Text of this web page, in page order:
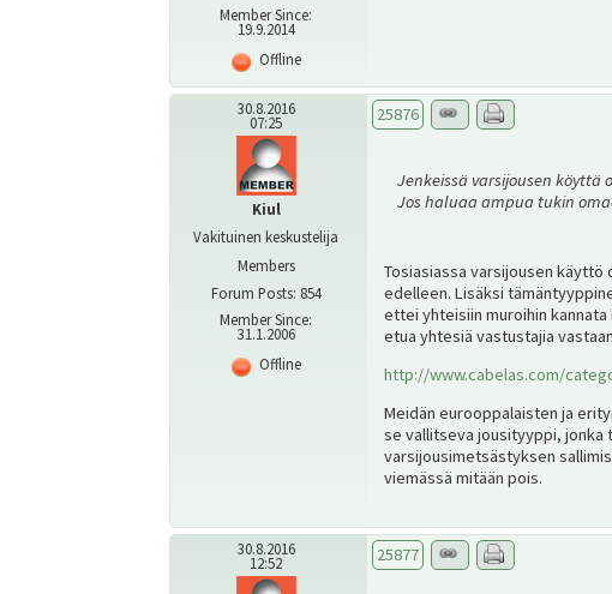
Member Since:
19.9.2014
Offline
30.8.2016
07:25
Kiul
Vakituinen keskustelija
Members
Forum Posts: 854
Member Since:
31.1.2006
Offline
25876
Jenkeissä varsijousen köyttä
Jos haluaa ampua tukin
Tosiasiassa varsijousen käyttö
edelleen. Lisäksi
ettei yhteisiin muroihin
etua yhtesiä vastustajia
http://www.cabelas.com/
Meidän eurooppalaisten ja
se vallitseva jousityyppi,
varsijousimetsästyksen
viemässä mitään pois.
30.8.2016
12:52 25877